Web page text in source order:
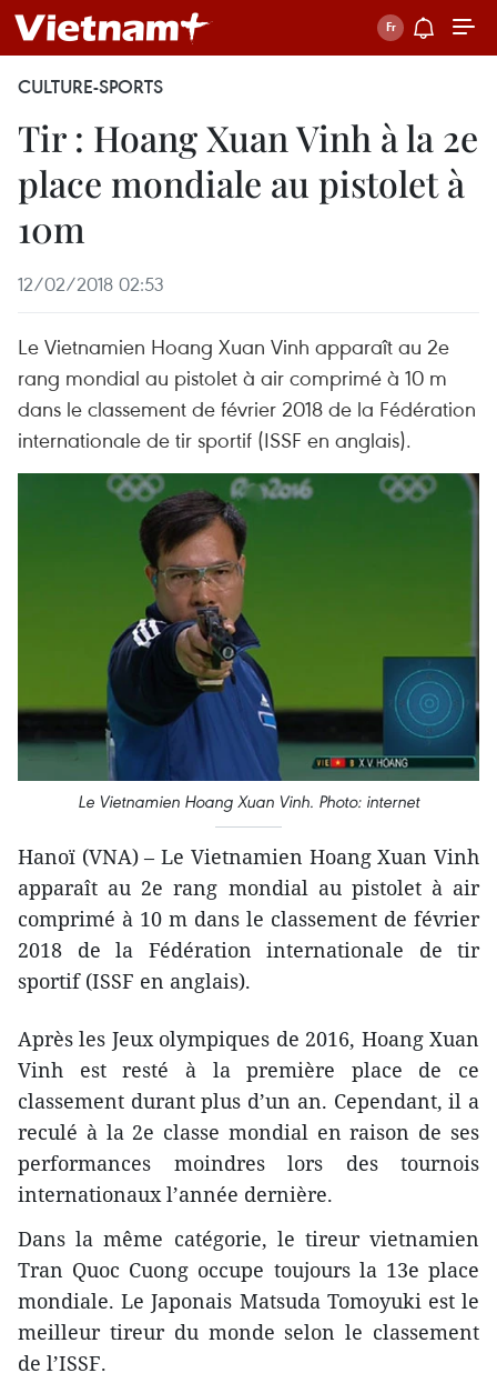
CULTURE-SPORTS
Tir : Hoang Xuan Vinh à la 2e
place mondiale au pistolet à
10m
12/02/2018 02:53
Le Vietnamien Hoang Xuan Vinh apparaît au 2e
rang mondial au pistolet à air comprimé à 10 m
dans le classement de février 2018 de la Fédération
internationale de tir sportif (ISSF en anglais).
Le Vietnamien Hoang Xuan Vinh. Photo: internet
Hanoï (VNA) – Le Vietnamien Hoang Xuan Vinh
apparaît au 2e rang mondial au pistolet à air
comprimé à 10 m dans le classement de février
2018 de la Fédération internationale de tir
sportif (ISSF en anglais).
Après les Jeux olympiques de 2016, Hoang Xuan
Vinh est resté à la première place de ce
classement durant plus d’un an. Cependant, il a
reculé à la 2e classe mondial en raison de ses
performances moindres lors des tournois
internationaux l’année dernière.
Dans la même catégorie, le tireur vietnamien
Tran Quoc Cuong occupe toujours la 13e place
mondiale. Le Japonais Matsuda Tomoyuki est le
meilleur tireur du monde selon le classement
de l’ISSF.